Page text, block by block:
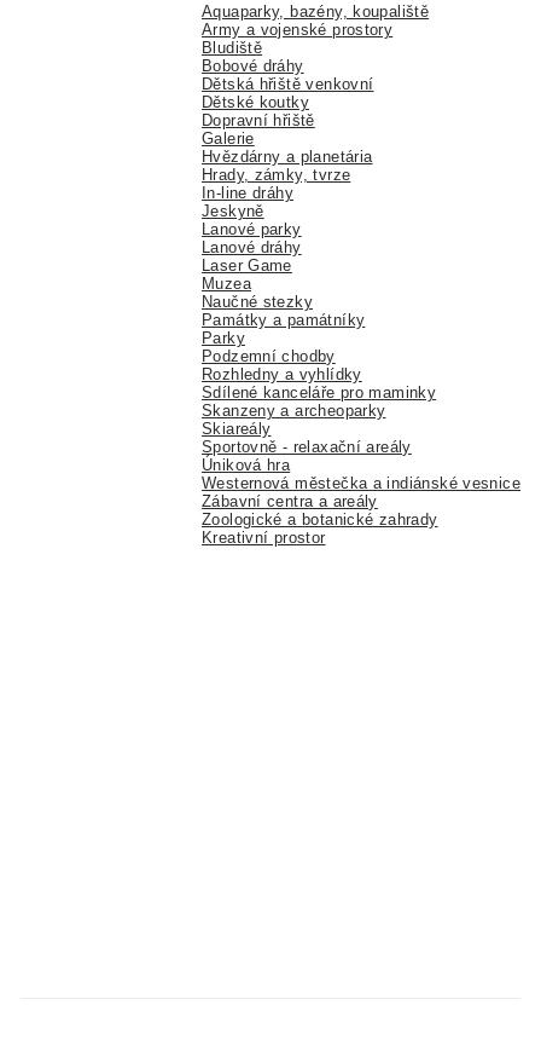
Aquaparky, bazény, koupaliště
Army a vojenské prostory
Bludiště
Bobové dráhy
Dětská hřiště venkovní
Dětské koutky
Dopravní hřiště
Galerie
Hvězdárny a planetária
Hrady, zámky, tvrze
In-line dráhy
Jeskyně
Lanové parky
Lanové dráhy
Laser Game
Muzea
Naučné stezky
Památky a památníky
Parky
Podzemní chodby
Rozhledny a vyhlídky
Sdílené kanceláře pro maminky
Skanzeny a archeoparky
Skiareály
Sportovně - relaxační areály
Úniková hra
Westernová městečka a indiánské vesnice
Zábavní centra a areály
Zoologické a botanické zahrady
Kreativní prostor